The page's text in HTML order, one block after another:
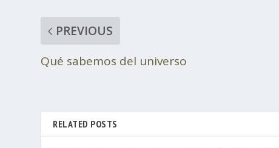
PREVIOUS
Qué sabemos del universo
RELATED POSTS